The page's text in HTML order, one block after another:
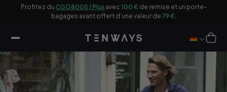
Profitez du CGO800S | Plus avec 100 €de remise et un porte-
bagages avant offert d’une valeur de 79 €.
Panier